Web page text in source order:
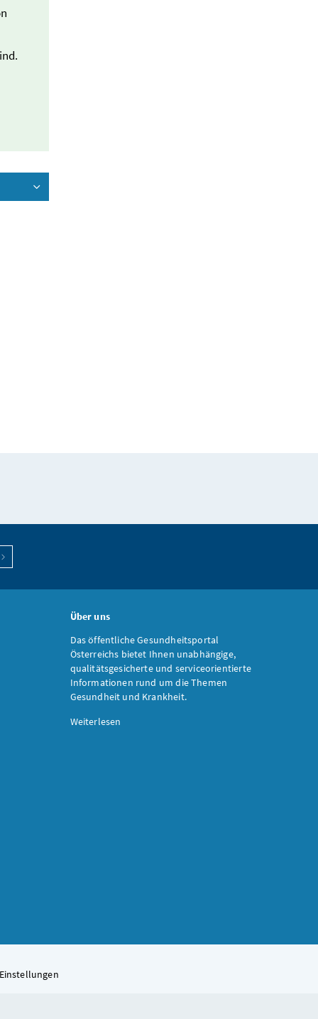
Über uns
Das öffentliche Gesundheitsportal
Österreichs bietet Ihnen unabhängige,
qualitätsgesicherte und serviceorientierte
Informationen rund um die Themen
Gesundheit und Krankheit.
Weiterlesen